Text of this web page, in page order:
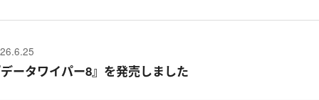
データワイパー8』を発売しました